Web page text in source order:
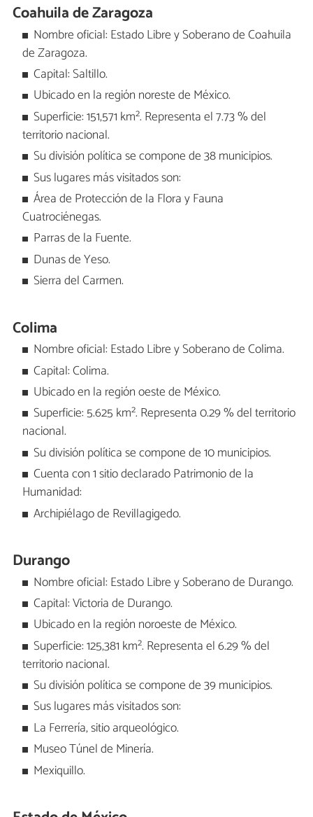
Coahuila de Zaragoza
Nombre oficial: Estado Libre y Soberano de Coahuila
de Zaragoza.
Capital: Saltillo.
Ubicado en la región noreste de México.
Superficie: 151,571 km². Representa el 7.73 % del
territorio nacional.
Su división política se compone de 38 municipios.
Sus lugares más visitados son:
Área de Protección de la Flora y Fauna
Cuatrociénegas.
Parras de la Fuente.
Dunas de Yeso.
Sierra del Carmen.
Colima
Nombre oficial: Estado Libre y Soberano de Colima.
Capital: Colima.
Ubicado en la región oeste de México.
Superficie: 5.625 km². Representa 0.29 % del territorio
nacional.
Su división política se compone de 10 municipios.
Cuenta con 1 sitio declarado Patrimonio de la
Humanidad:
Archipiélago de Revillagigedo.
Durango
Nombre oficial: Estado Libre y Soberano de Durango.
Capital: Victoria de Durango.
Ubicado en la región noroeste de México.
Superficie: 125,381 km². Representa el 6.29 % del
territorio nacional.
Su división política se compone de 39 municipios.
Sus lugares más visitados son:
La Ferrería, sitio arqueológico.
Museo Túnel de Minería.
Mexiquillo.